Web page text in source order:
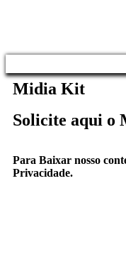
Midia Kit
Solicite aqui o
Para Baixar nosso
Privacidade.